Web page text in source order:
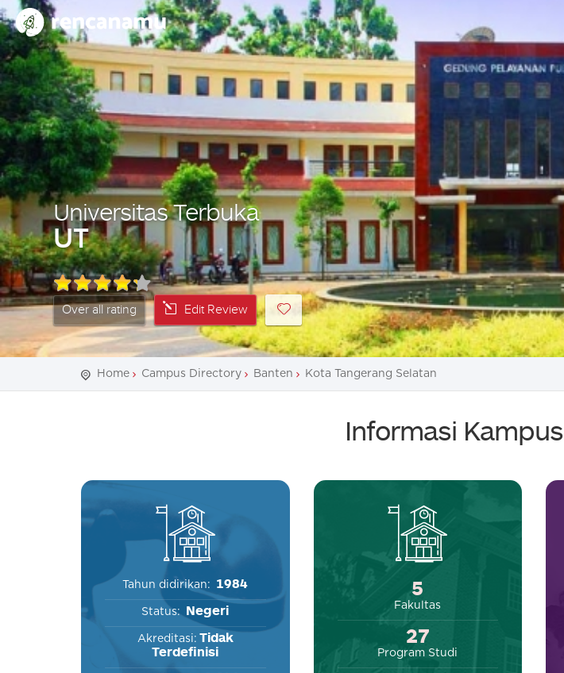
Universitas Terbuka
UT
Over all rating Edit Review
Home Campus Directory Banten Kota Tangerang Selatan
Informasi Kampus
Tahun didirikan: 1984
Status: Negeri
Akreditasi: Tidak
Terdefinisi
5
Fakultas
27
Program Studi